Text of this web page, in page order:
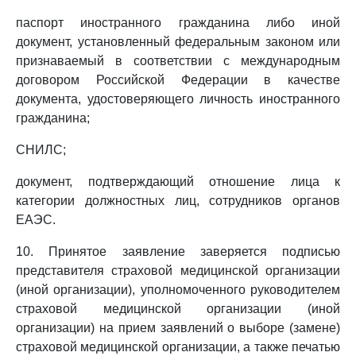
паспорт иностранного гражданина либо иной
документ, установленный федеральным законом или
признаваемый в соответствии с международным
договором Российской Федерации в качестве
документа, удостоверяющего личность иностранного
гражданина;
СНИЛС;
документ, подтверждающий отношение лица к
категории должностных лиц, сотрудников органов
ЕАЭС.
10. Принятое заявление заверяется подписью
представителя страховой медицинской организации
(иной организации), уполномоченного руководителем
страховой медицинской организации (иной
организации) на прием заявлений о выборе (замене)
страховой медицинской организации, а также печатью